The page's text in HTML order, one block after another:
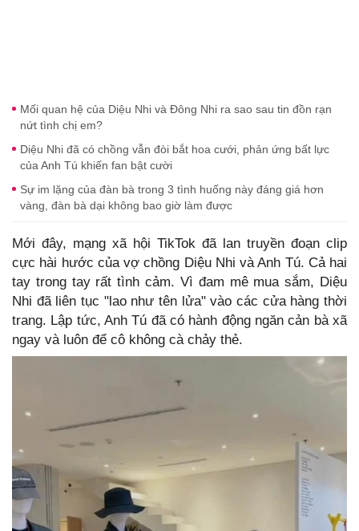
Mối quan hệ của Diệu Nhi và Đông Nhi ra sao sau tin đồn rạn
nứt tình chị em?
Diệu Nhi đã có chồng vẫn đòi bắt hoa cưới, phản ứng bất lực
của Anh Tú khiến fan bật cười
Sự im lặng của đàn bà trong 3 tình huống này đáng giá hơn
vàng, đàn bà dại không bao giờ làm được
Mới đây, mạng xã hội TikTok đã lan truyền đoạn clip
cực hài hước của vợ chồng Diệu Nhi và Anh Tú. Cả hai
tay trong tay rất tình cảm. Vì đam mê mua sắm, Diệu
Nhi đã liên tục "lao như tên lửa" vào các cửa hàng thời
trang. Lập tức, Anh Tú đã có hành động ngăn cản bà xã
ngay và luôn để cô không cà chảy thẻ.